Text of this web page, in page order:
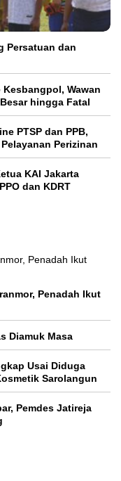
Persatuan dan
Kesbangpol, Wawan
hingga Fatal
PTSP dan PPB,
Perizinan
KAI Jakarta
dan KDRT
Penadah Ikut
Diamuk Masa
Usai Diduga
Sarolangun
Pemdes Jatireja